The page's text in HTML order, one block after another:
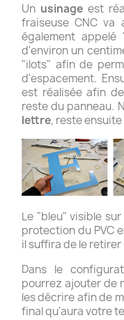
Un usinage est
fraiseuse CNC
également appelé
d'environ un
"ilots" afin de
d'espacement.
est réalisée afin
reste du panneau.
lettre, reste
Le "bleu" visible
protection du PVC
il suffira de le
Dans le
pourrez ajouter de
les décrire afin de
final qu'aura votre